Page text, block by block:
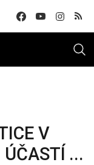
V
ÚČASTÍ ...